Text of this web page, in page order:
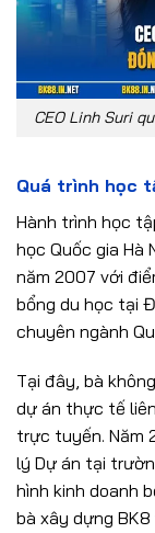
CEO Linh Suri
Quá trình học
Hành trình học
học Quốc gia Hà
năm 2007 với
bổng du học tại
chuyên ngành
Tại đây, bà
dự án thực tế
trực tuyến. Năm
lý Dự án tại
hình kinh doanh
bà xây dựng